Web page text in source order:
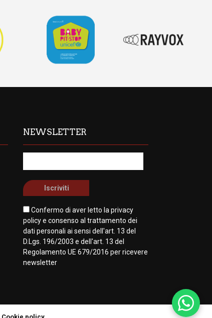
NEWSLETTER
Confermo di aver letto la privacy
policye consenso al trattamento dei
dati personali ai sensi dell'art. 13 del
D.Lgs. 196/2003 e dell'art. 13 del
Regolamento UE 679/2016 per ricevere
newsletter